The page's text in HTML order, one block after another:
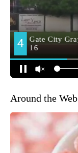
Around the Web